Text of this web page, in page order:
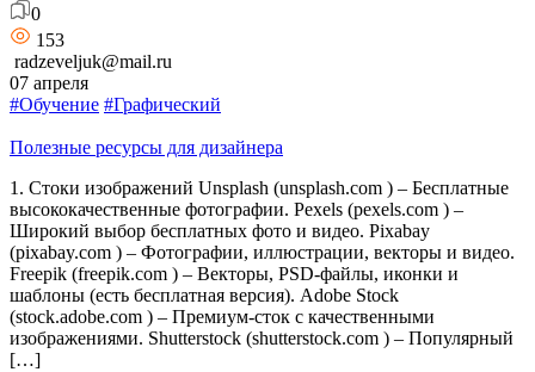
0
153
radzeveljuk@mail.ru
07 апреля
#Обучение #Графический
Полезные ресурсы для дизайнера
1. Стоки изображений Unsplash (unsplash.com ) – Бесплатные
высококачественные фотографии. Pexels (pexels.com ) –
Широкий выбор бесплатных фото и видео. Pixabay
(pixabay.com ) – Фотографии, иллюстрации, векторы и видео.
Freepik (freepik.com ) – Векторы, PSD-файлы, иконки и
шаблоны (есть бесплатная версия). Adobe Stock
(stock.adobe.com ) – Премиум-сток с качественными
изображениями. Shutterstock (shutterstock.com ) – Популярный
[…]